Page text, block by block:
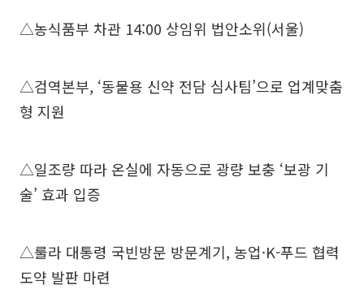
△농식품부 차관 14:00 상임위 법안소위(서울)
△검역본부, ‘동물용 신약 전담 심사팀’으로 업계맞춤
형 지원
△일조량 따라 온실에 자동으로 광량 보충 ‘보광 기
술’ 효과 입증
△룰라 대통령 국빈방문 방문계기, 농업·K-푸드 협력
도약 발판 마련